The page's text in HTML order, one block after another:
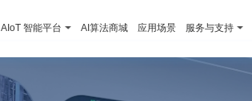
AIoT 智能平台 AI算法商城 应用场景 服务与支持